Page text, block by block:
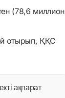
(78,6 миллион
отырып, ҚҚС
ақпарат